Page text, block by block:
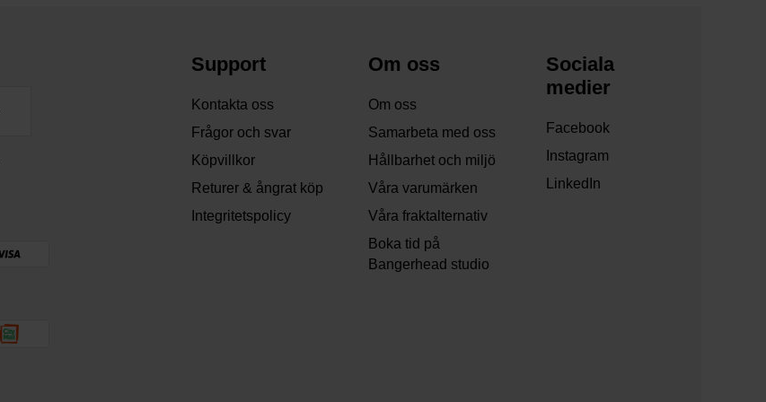
Support
Kontakta oss
Frågor och svar
Köpvillkor
Returer & ångrat köp
Integritetspolicy
Om oss
Om oss
Samarbeta med oss
Hållbarhet och miljö
Våra varumärken
Våra fraktalternativ
Boka tid på
Bangerhead studio
Sociala
medier
Facebook
Instagram
LinkedIn